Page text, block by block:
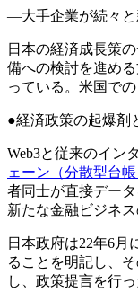
―大手企業が続々と
日本の経済成長策
備への検討を進め
っている。米国で
●経済政策の起爆剤
Web3と従来のイン
ェーン（分散型台帳
者同士が直接デー
新たな金融ビジネ
日本政府は22年6月
ることを明記し、
し、政策提言を行